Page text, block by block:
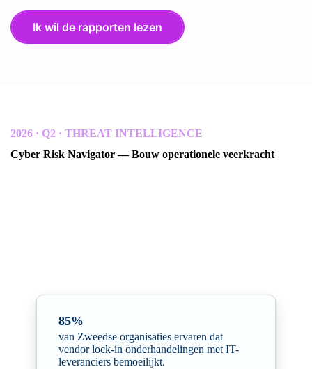
Ik wil de rapporten lezen
2026 · Q2 · THREAT INTELLIGENCE
Cyber Risk Navigator — Bouw operationele veerkracht
85%
van Zweedse organisaties ervaren dat
vendor lock-in onderhandelingen met IT-
leveranciers bemoeilijkt.